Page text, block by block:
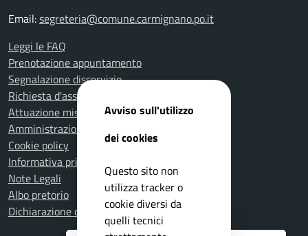
Email:segreteria@comune.carmignano.po.it
Leggi le FAQ
Prenotazione appuntamento
Segnalazione disservizio
Richiesta d'assistenza
Attuazione misure PNRR
Amministrazione trasparente
Cookie policy
Informativa privacy
Note Legali
Albo pretorio
Dichiarazione di accessibilità
Avviso sull'utilizzo
dei cookies
Questo sito non
utilizza tracker o
cookie diversi da
quelli tecnici